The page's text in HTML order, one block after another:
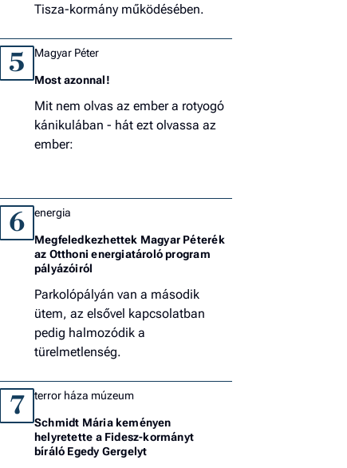
Tisza-kormány működésében.
5 Magyar Péter
Most azonnal!
Mit nem olvas az ember a rotyogó
kánikulában - hát ezt olvassa az
ember:
6 energia
Megfeledkezhettek Magyar Péterék
az Otthoni energiatároló program
pályázóiról
Parkolópályán van a második
ütem, az elsővel kapcsolatban
pedig halmozódik a
türelmetlenség.
7 terror háza múzeum
Schmidt Mária keményen
helyretette a Fidesz-kormányt
bíráló Egedy Gergelyt